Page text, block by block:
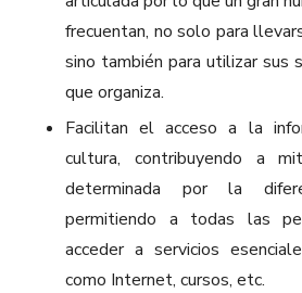
frecuentan, no solo para
sino también para utilizar sus
que organiza.
Facilitan el acceso a la
cultura, contribuyendo a
determinada por la
permitiendo a todas las
acceder a servicios
como Internet, cursos, etc.